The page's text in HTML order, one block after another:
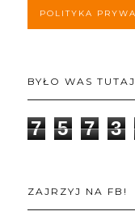
POLITYKA
BYŁO WAS
7 5 7 3
ZAJRZYJ NA FB!